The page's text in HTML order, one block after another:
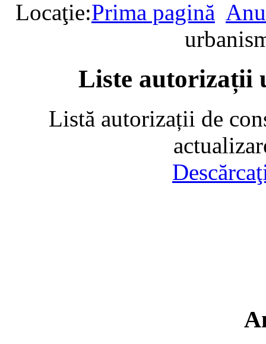
Locaţie:Prima pagină
Liste autorizații
Listă autorizații de